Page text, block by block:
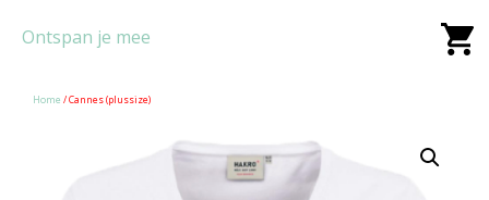
Ontspan je mee
Home / Cannes (plussize)